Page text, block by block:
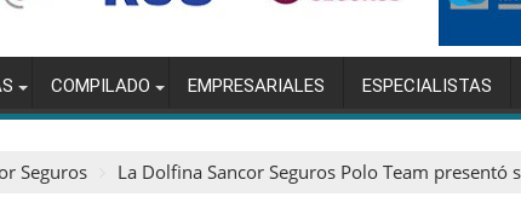
COMPILADO EMPRESARIALES ESPECIALISTAS
Seguros La Dolfina Sancor Seguros Polo Team presentó